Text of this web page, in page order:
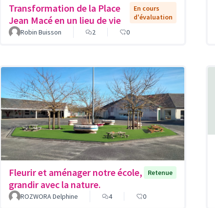
Transformation de la Place
Jean Macé en un lieu de vie
En cours
d'évaluation
Robin Buisson
2 0
Fleurir et aménager notre école,
grandir avec la nature.
Retenue
ROZWORA Delphine 4 0